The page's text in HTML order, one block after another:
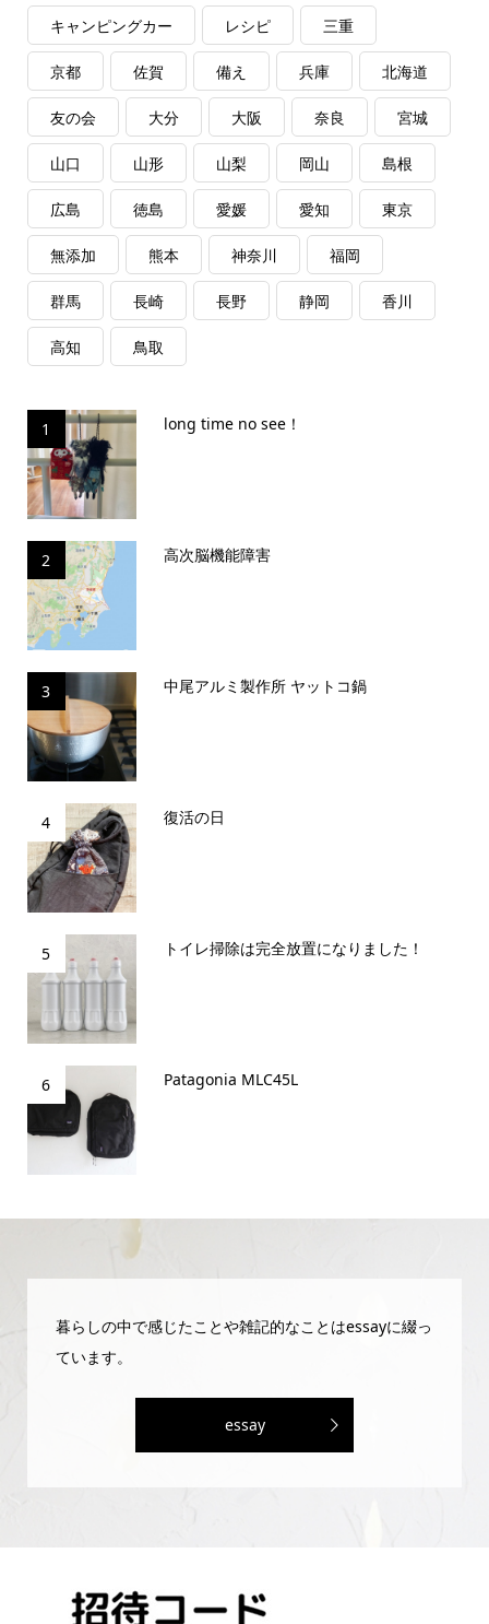
キャンピングカー レシピ 三重
京都 佐賀 備え 兵庫 北海道
友の会 大分 大阪 奈良 宮城
山口 山形 山梨 岡山 島根
広島 徳島 愛媛 愛知 東京
無添加 熊本 神奈川 福岡
群馬 長崎 長野 静岡 香川
高知 鳥取
1 long time no see！
2 高次脳機能障害
3 中尾アルミ製作所 ヤットコ鍋
4 復活の日
5 トイレ掃除は完全放置になりました！
6 Patagonia MLC45L
暮らしの中で感じたことや雑記的なことはessayに綴っ
ています。
essay